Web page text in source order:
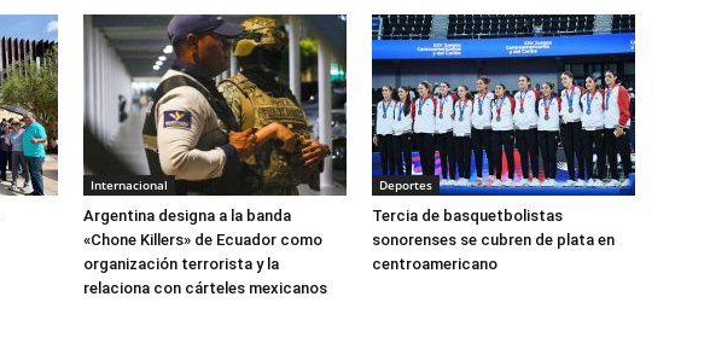
Internacional
Argentina designa a la banda
«Chone Killers» de Ecuador como
organización terrorista y la
relaciona con cárteles mexicanos
Deportes
Tercia de basquetbolistas
sonorenses se cubren de plata en
centroamericano